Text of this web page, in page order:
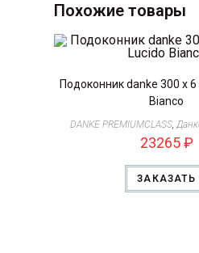
Похожие товары
Подоконник danke 300 х
Bianco
DANKE PREMIUMCLASS,
23265₽
ЗАКАЗАТЬ